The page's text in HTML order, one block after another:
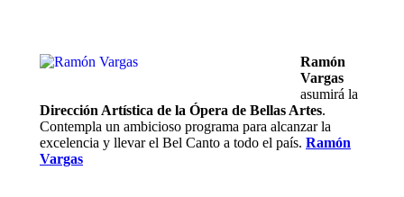
Ramón
Vargas
asumirá la
Dirección Artística de la Ópera de Bellas Artes.
Contempla un ambicioso programa para alcanzar la
excelencia y llevar el Bel Canto a todo el país. Ramón
Vargas